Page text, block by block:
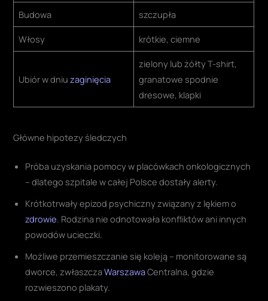
Budowa szczupła
Włosy krótkie, ciemne
Ubiór w dniu zaginięcia
zielony lub żółty T-shirt,
granatowe spodnie
dresowe, klapki
Główne hipotezy śledczych
Próba uzyskania pomocy w placówkach onkologicznych
– dlatego szpitale w całej Polsce dostały alerty.
Krótkotrwały epizod psychiczny związany z lękiem o
zdrowie. Rodzina nie odnotowała konfliktów ani innych
powodów ucieczki.
Możliwe przemieszczanie się koleją – monitorowane są
dworce, zwłaszczaWarszawaCentralna, gdzie
rozwieszono plakaty.